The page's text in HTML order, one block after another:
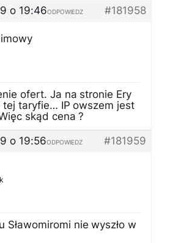
o 19:46
#181958
ODPOWIEDZ
ofert. Ja na stronie Ery
tej taryfie… IP owszem jest
skąd cena ?
o 19:56
#181959
ODPOWIEDZ
Sławomiromi nie wyszło w